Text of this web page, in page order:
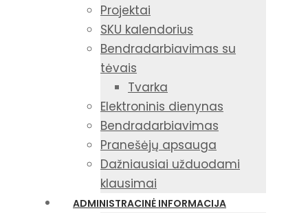
Projektai
SKU kalendorius
Bendradarbiavimas su
tėvais
Tvarka
Elektroninis dienynas
Bendradarbiavimas
Pranešėjų apsauga
Dažniausiai užduodami
klausimai
ADMINISTRACINĖ INFORMACIJA